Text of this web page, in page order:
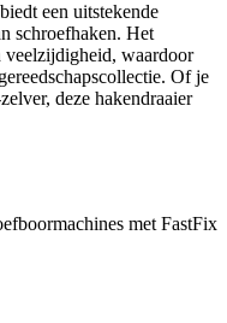
een uitstekende
schroefhaken. Het
veelzijdigheid, waardoor
Of je
deze hakendraaier
met FastFix